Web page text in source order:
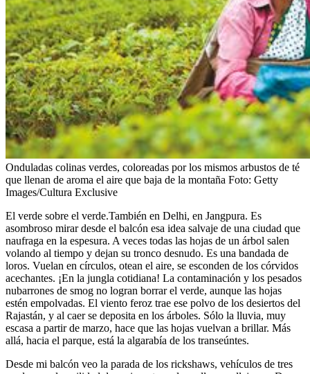
Onduladas colinas verdes, coloreadas por los mismos arbustos de té
que llenan de aroma el aire que baja de la montaña Foto: Getty
Images/Cultura Exclusive
El verde sobre el verde.También en Delhi, en Jangpura. Es
asombroso mirar desde el balcón esa idea salvaje de una ciudad que
naufraga en la espesura. A veces todas las hojas de un árbol salen
volando al tiempo y dejan su tronco desnudo. Es una bandada de
loros. Vuelan en círculos, otean el aire, se esconden de los córvidos
acechantes. ¡En la jungla cotidiana! La contaminación y los pesados
nubarrones de smog no logran borrar el verde, aunque las hojas
estén empolvadas. El viento feroz trae ese polvo de los desiertos del
Rajastán, y al caer se deposita en los árboles. Sólo la lluvia, muy
escasa a partir de marzo, hace que las hojas vuelvan a brillar. Más
allá, hacia el parque, está la algarabía de los transeúntes.
Desde mi balcón veo la parada de los rickshaws, vehículos de tres